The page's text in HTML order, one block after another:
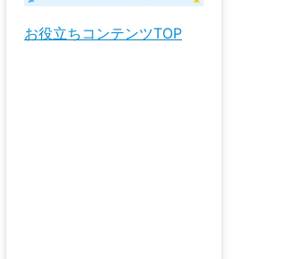
お役立ちコンテンツTOP